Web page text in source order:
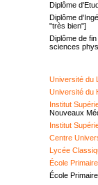
Diplôme
Diplôme
"très bien"]
Diplôme de
sciences
Université du
Université du
Institut
Nouveaux
Institut
Centre
Lycée
École
École